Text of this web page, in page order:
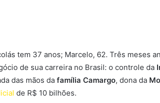
tem 37 anos; Marcelo, 62. Três meses
de sua carreira no Brasil: o controle da
das mãos da família Camargo, dona da
de R$ 10 bilhões.